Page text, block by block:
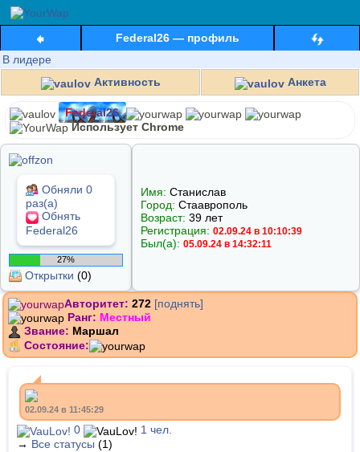
Federal26 — профиль
В лидере
Активность
Анкета
Federal26
Использует Chrome
Обняли 0
раз(а)
Обнять
Federal26
27%
Открытки (0)
Имя: Станислав
Город: Стааврополь
Возраст: 39 лет
Регистрация: 02.09.24 в 10:10:39
Был(а): 05.09.24 в 14:32:11
Авторитет: 272 [поднять]
Ранг: Местный
Звание: Маршал
Состояние:
02.09.24 в 11:45:29
0
1 чел.
→ Все статусы (1)